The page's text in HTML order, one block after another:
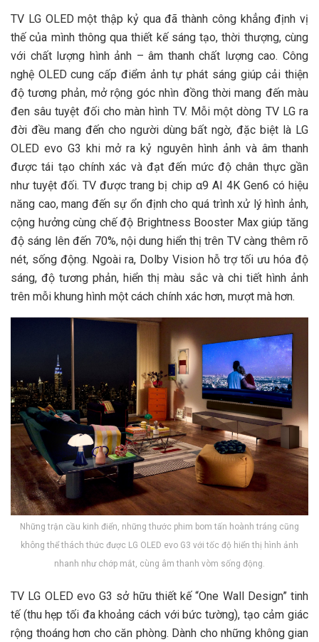
TV LG OLED một thập kỷ qua đã thành công khẳng định vị
thế của mình thông qua thiết kế sáng tạo, thời thượng, cùng
với chất lượng hình ảnh – âm thanh chất lượng cao. Công
nghệ OLED cung cấp điểm ảnh tự phát sáng giúp cải thiện
độ tương phản, mở rộng góc nhìn đồng thời mang đến màu
đen sâu tuyệt đối cho màn hình TV. Mỗi một dòng TV LG ra
đời đều mang đến cho người dùng bất ngờ, đặc biệt là LG
OLED evo G3 khi mở ra kỷ nguyên hình ảnh và âm thanh
được tái tạo chính xác và đạt đến mức độ chân thực gần
như tuyệt đối. TV được trang bị chip α9 AI 4K Gen6 có hiệu
năng cao, mang đến sự ổn định cho quá trình xử lý hình ảnh,
cộng hưởng cùng chế độ Brightness Booster Max giúp tăng
độ sáng lên đến 70%, nội dung hiển thị trên TV càng thêm rõ
nét, sống động. Ngoài ra, Dolby Vision hỗ trợ tối ưu hóa độ
sáng, độ tương phản, hiển thị màu sắc và chi tiết hình ảnh
trên mỗi khung hình một cách chính xác hơn, mượt mà hơn.
Những trận cầu kinh điển, những thước phim bom tấn hoành tráng cũng
không thể thách thức được LG OLED evo G3 với tốc độ hiển thị hình ảnh
nhanh như chớp mắt, cùng âm thanh vòm sống động.
TV LG OLED evo G3 sở hữu thiết kế “One Wall Design” tinh
tế (thu hẹp tối đa khoảng cách với bức tường), tạo cảm giác
rộng thoáng hơn cho căn phòng. Dành cho những không gian